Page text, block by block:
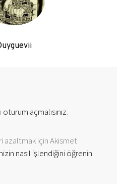
oturum açmalısınız.
azaltmak için Akismet
nasıl işlendiğini öğrenin.